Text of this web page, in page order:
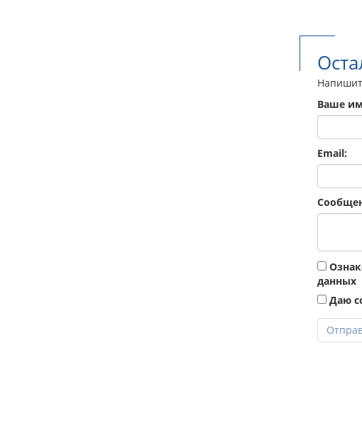
Ваше
Email:
данных
Даю